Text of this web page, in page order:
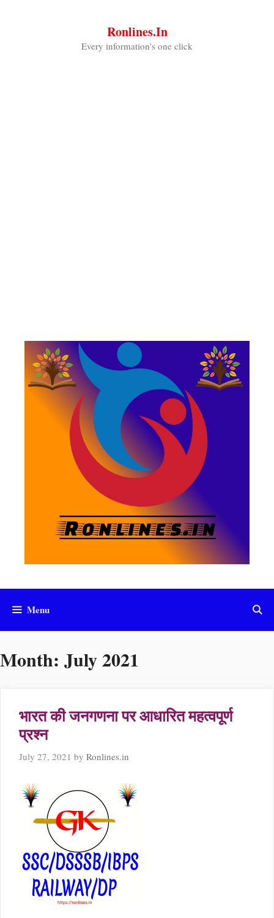
Ronlines.in
Every information's one click
Menu
Month: July 2021
भारत की जनगणना पर आधारित महत्वपूर्ण
प्रश्न
July 27, 2021 by Ronlines.in